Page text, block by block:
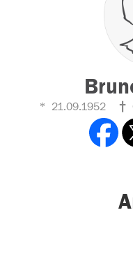
21.09.1952